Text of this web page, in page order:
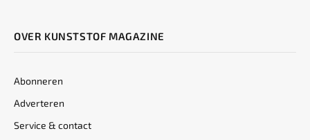
OVER KUNSTSTOF MAGAZINE
Abonneren
Adverteren
Service & contact